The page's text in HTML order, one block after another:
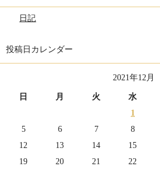
日記
投稿日カレンダー
2021年12月
日 月 火 水
1
5
6 7 8
12
13 14 15
19
20 21 22